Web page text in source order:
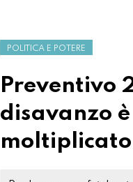
POLITICA E POTERE
Preventivo
disavanzo